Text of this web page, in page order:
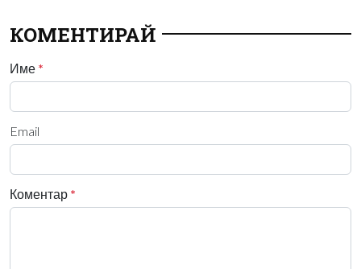
КОМЕНТИРАЙ
Име *
Email
Коментар *